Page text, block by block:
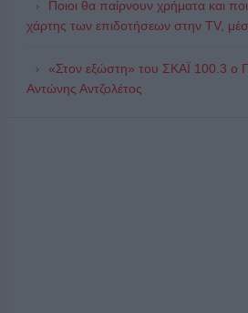
Ποιοι θα παίρνουν χρήματα και
χάρτης των επιδοτήσεων στην TV,
«Στον εξώστη» του ΣΚΑΪ 100.3 ο
Αντώνης Αντζολέτος